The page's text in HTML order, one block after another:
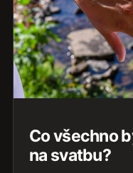
Co všechno
na svatbu?